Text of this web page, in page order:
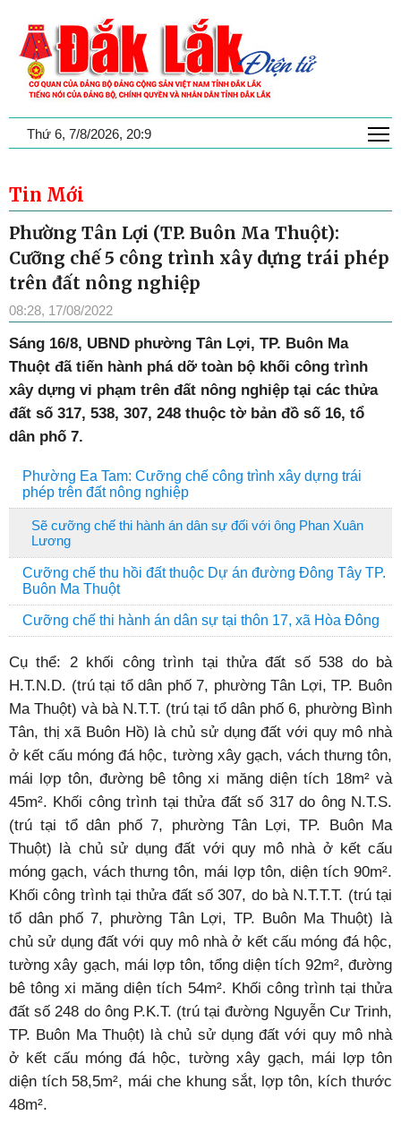
Thứ 6, 7/8/2026, 20:9
Tin Mới
Phường Tân Lợi (TP. Buôn Ma Thuột):
Cưỡng chế 5 công trình xây dựng trái phép
trên đất nông nghiệp
08:28, 17/08/2022
Sáng 16/8, UBND phường Tân Lợi, TP. Buôn Ma
Thuột đã tiến hành phá dỡ toàn bộ khối công trình
xây dựng vi phạm trên đất nông nghiệp tại các thửa
đất số 317, 538, 307, 248 thuộc tờ bản đồ số 16, tổ
dân phố 7.
Phường Ea Tam: Cưỡng chế công trình xây dựng trái
phép trên đất nông nghiệp
Sẽ cưỡng chế thi hành án dân sự đối với ông Phan Xuân
Lương
Cưỡng chế thu hồi đất thuộc Dự án đường Đông Tây TP.
Buôn Ma Thuột
Cưỡng chế thi hành án dân sự tại thôn 17, xã Hòa Đông
Cụ thể: 2 khối công trình tại thửa đất số 538 do bà
H.T.N.D. (trú tại tổ dân phố 7, phường Tân Lợi, TP. Buôn
Ma Thuột) và bà N.T.T. (trú tại tổ dân phố 6, phường Bình
Tân, thị xã Buôn Hồ) là chủ sử dụng đất với quy mô nhà
ở kết cấu móng đá hộc, tường xây gạch, vách thưng tôn,
mái lợp tôn, đường bê tông xi măng diện tích 18m² và
45m². Khối công trình tại thửa đất số 317 do ông N.T.S.
(trú tại tổ dân phố 7, phường Tân Lợi, TP. Buôn Ma
Thuột) là chủ sử dụng đất với quy mô nhà ở kết cấu
móng gạch, vách thưng tôn, mái lợp tôn, diện tích 90m².
Khối công trình tại thửa đất số 307, do bà N.T.T.T. (trú tại
tổ dân phố 7, phường Tân Lợi, TP. Buôn Ma Thuột) là
chủ sử dụng đất với quy mô nhà ở kết cấu móng đá hộc,
tường xây gạch, mái lợp tôn, tổng diện tích 92m², đường
bê tông xi măng diện tích 54m². Khối công trình tại thửa
đất số 248 do ông P.K.T. (trú tại đường Nguyễn Cư Trinh,
TP. Buôn Ma Thuột) là chủ sử dụng đất với quy mô nhà
ở kết cấu móng đá hộc, tường xây gạch, mái lợp tôn
diện tích 58,5m², mái che khung sắt, lợp tôn, kích thước
48m².